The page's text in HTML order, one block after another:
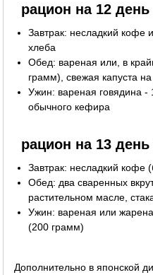
рацион на 12 день
Завтрак: несладкий кофе
хлеба
Обед: вареная или, в
грамм), свежая капуста
Ужин: вареная говядина -
обычного кефира
рацион на 13
Завтрак: несладкий кофе
Обед: два сваренных
растительном масле,
Ужин: вареная или
(200 грамм)
Дополнительно в японской